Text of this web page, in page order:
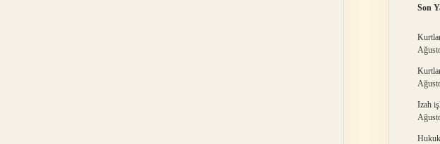
Son
Izah